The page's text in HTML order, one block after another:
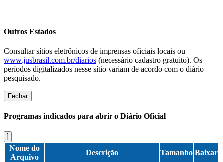
Outros Estados
Consultar sítios eletrônicos de imprensas oficiais locais ou
www.jusbrasil.com.br/diarios (necessário cadastro gratuito). Os
períodos digitalizados nesse sítio variam de acordo com o diário
pesquisado.
Fechar
Programas indicados para abrir o Diário Oficial
Nome do
Arquivo
Descrição Tamanho Baixar